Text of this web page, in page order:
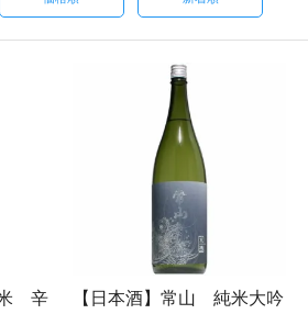
米 辛
【日本酒】常山 純米大吟